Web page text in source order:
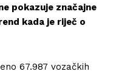
pokazuje značajne
kada je riječ o
67.987 vozačkih